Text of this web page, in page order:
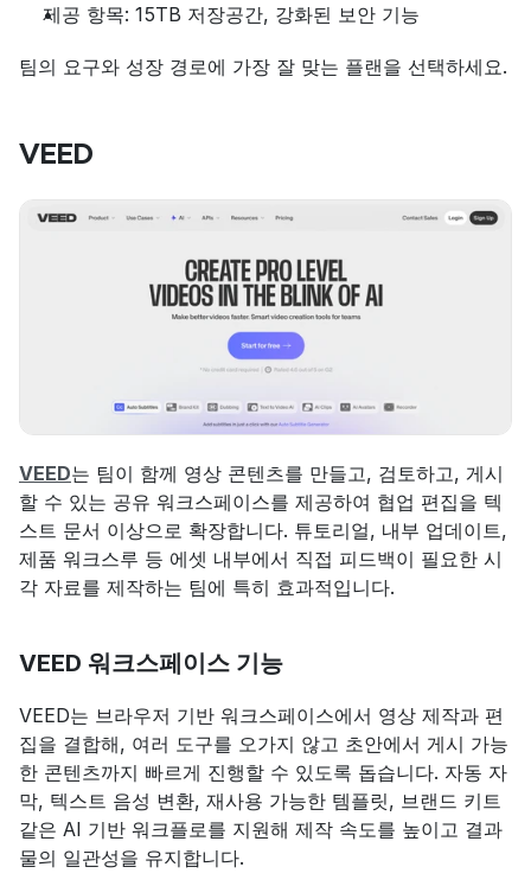
제공 항목: 15TB 저장공간, 강화된 보안 기능
팀의 요구와 성장 경로에 가장 잘 맞는 플랜을 선택하세요.
VEED
VEED는 팀이 함께 영상 콘텐츠를 만들고, 검토하고, 게시
할 수 있는 공유 워크스페이스를 제공하여 협업 편집을 텍
스트 문서 이상으로 확장합니다. 튜토리얼, 내부 업데이트,
제품 워크스루 등 에셋 내부에서 직접 피드백이 필요한 시
각 자료를 제작하는 팀에 특히 효과적입니다.
VEED 워크스페이스 기능
VEED는 브라우저 기반 워크스페이스에서 영상 제작과 편
집을 결합해, 여러 도구를 오가지 않고 초안에서 게시 가능
한 콘텐츠까지 빠르게 진행할 수 있도록 돕습니다. 자동 자
막, 텍스트 음성 변환, 재사용 가능한 템플릿, 브랜드 키트
같은 AI 기반 워크플로를 지원해 제작 속도를 높이고 결과
물의 일관성을 유지합니다.